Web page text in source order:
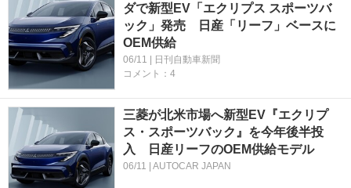
ダで新型EV「エクリプス スポーツバ
ック」発売 日産「リーフ」ベースに
OEM供給
06/11 | 日刊自動車新聞
コメント：4
三菱が北米市場へ新型EV『エクリプ
ス・スポーツバック』を今年後半投
入 日産リーフのOEM供給モデル
06/11 | AUTOCAR JAPAN